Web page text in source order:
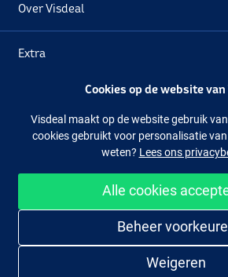
Over Visdeal
Extra
Facebook
Cookies op de website
Visdeal maakt op de website gebruik
cookies gebruikt voor personalisatie
weten? Lees ons
Alle cookies
Beheer
Weigeren